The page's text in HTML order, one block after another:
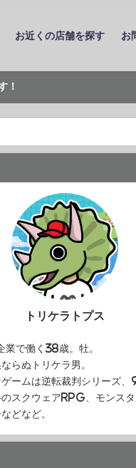
お近くの店舗を探す お
！
トリケラトプス
で働く38歳。牡。
らぬトリケラ男。
ゲームは逆転裁判シリーズ
スクウェアRPG、モンス
どなど。